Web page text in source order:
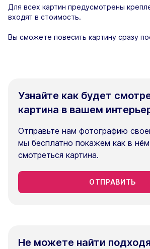
Для всех картин предусмотрены
входят в стоимость.
Вы сможете повесить картину сразу
Узнайте как будет
картина в вашем
Отправьте нам фотографию
мы бесплатно покажем как в
смотреться картина.
ОТПРАВИТЬ
Не можете найти